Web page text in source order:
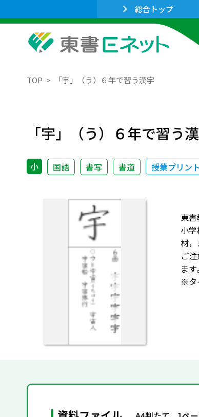
総合トップ
TOP 「宇」（う）６年で習う漢字
「宇」（う）６年で習う
小 国語 書写 書道 授業プリン
東
小
材，
ご
ます｡
※タ